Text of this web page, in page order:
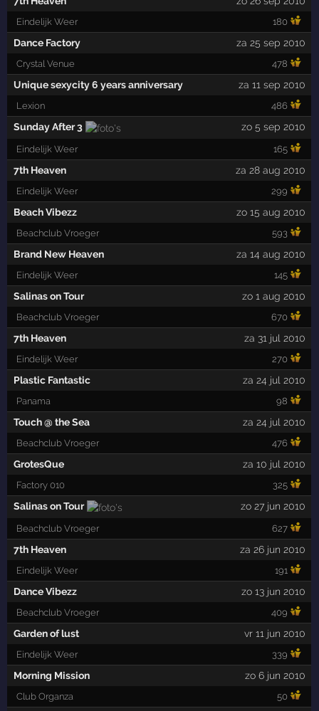
Eindelijk Weer 180
Dance Factory za 25 sep 2010
Crystal Venue 478
Unique sexycity 6 years anniversary za 11 sep 2010
Lexion 486
Sunday After 3 zo 5 sep 2010
Eindelijk Weer 165
7th Heaven za 28 aug 2010
Eindelijk Weer 299
Beach Vibezz zo 15 aug 2010
Beachclub Vroeger 593
Brand New Heaven za 14 aug 2010
Eindelijk Weer 145
Salinas on Tour zo 1 aug 2010
Beachclub Vroeger 670
7th Heaven za 31 jul 2010
Eindelijk Weer 270
Plastic Fantastic za 24 jul 2010
Panama 98
Touch @ the Sea za 24 jul 2010
Beachclub Vroeger 476
GrotesQue za 10 jul 2010
Factory 010 325
Salinas on Tour zo 27 jun 2010
Beachclub Vroeger 627
7th Heaven za 26 jun 2010
Eindelijk Weer 191
Dance Vibezz zo 13 jun 2010
Beachclub Vroeger 409
Garden of lust vr 11 jun 2010
Eindelijk Weer 339
Morning Mission zo 6 jun 2010
Club Organza 50